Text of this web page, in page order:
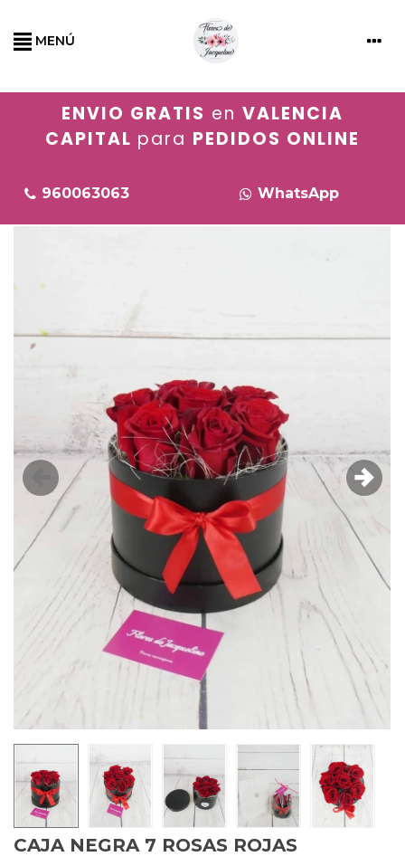
MENÚ
ENVIO GRATIS en VALENCIA
CAPITAL para PEDIDOS ONLINE
960063063 WhatsApp
CAJA NEGRA 7 ROSAS ROJAS